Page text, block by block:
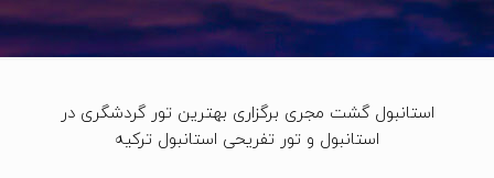
استانبول گشت مجری برگزاری بهترین تور گردشگری در
استانبول و تور تفریحی استانبول ترکیه